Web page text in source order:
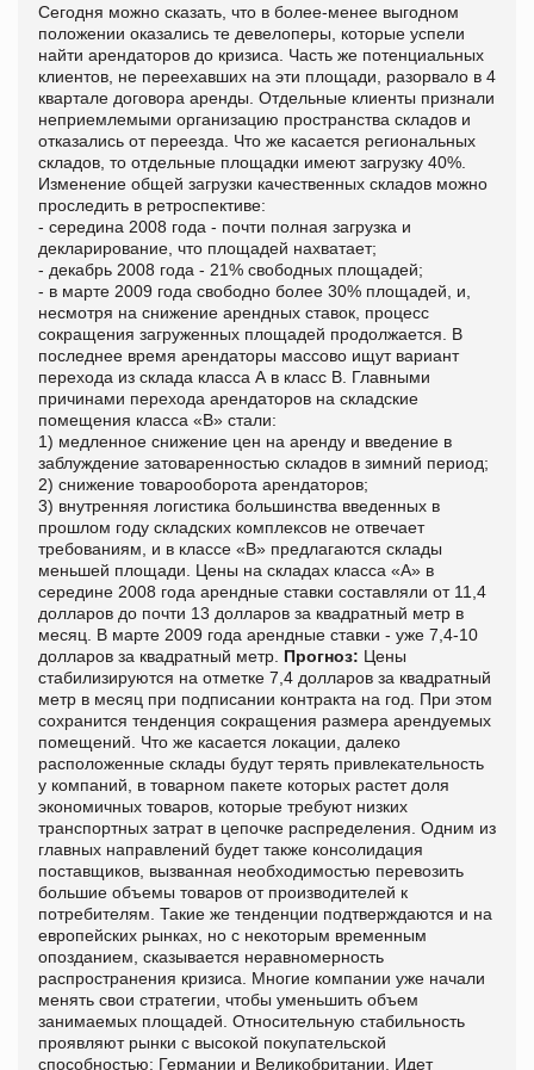
Сегодня можно сказать, что в более-менее выгодном
положении оказались те девелоперы, которые успели
найти арендаторов до кризиса. Часть же потенциальных
клиентов, не переехавших на эти площади, разорвало в 4
квартале договора аренды. Отдельные клиенты признали
неприемлемыми организацию пространства складов и
отказались от переезда. Что же касается региональных
складов, то отдельные площадки имеют загрузку 40%.
Изменение общей загрузки качественных складов можно
проследить в ретроспективе:
- середина 2008 года - почти полная загрузка и
декларирование, что площадей нахватает;
- декабрь 2008 года - 21% свободных площадей;
- в марте 2009 года свободно более 30% площадей, и,
несмотря на снижение арендных ставок, процесс
сокращения загруженных площадей продолжается. В
последнее время арендаторы массово ищут вариант
перехода из склада класса А в класс В. Главными
причинами перехода арендаторов на складские
помещения класса «В» стали:
1) медленное снижение цен на аренду и введение в
заблуждение затоваренностью складов в зимний период;
2) снижение товарооборота арендаторов;
3) внутренняя логистика большинства введенных в
прошлом году складских комплексов не отвечает
требованиям, и в классе «В» предлагаются склады
меньшей площади. Цены на складах класса «А» в
середине 2008 года арендные ставки составляли от 11,4
долларов до почти 13 долларов за квадратный метр в
месяц. В марте 2009 года арендные ставки - уже 7,4-10
долларов за квадратный метр. Прогноз: Цены
стабилизируются на отметке 7,4 долларов за квадратный
метр в месяц при подписании контракта на год. При этом
сохранится тенденция сокращения размера арендуемых
помещений. Что же касается локации, далеко
расположенные склады будут терять привлекательность
у компаний, в товарном пакете которых растет доля
экономичных товаров, которые требуют низких
транспортных затрат в цепочке распределения. Одним из
главных направлений будет также консолидация
поставщиков, вызванная необходимостью перевозить
большие объемы товаров от производителей к
потребителям. Такие же тенденции подтверждаются и на
европейских рынках, но с некоторым временным
опозданием, сказывается неравномерность
распространения кризиса. Многие компании уже начали
менять свои стратегии, чтобы уменьшить объем
занимаемых площадей. Относительную стабильность
проявляют рынки с высокой покупательской
способностью: Германии и Великобритании. Идет